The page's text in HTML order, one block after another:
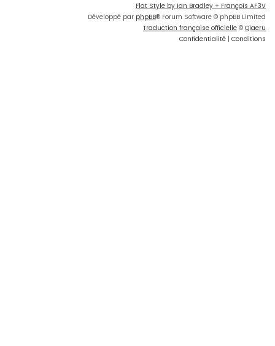
Flat Style by Ian Bradley + François AF3V
Développé par phpBB® Forum Software © phpBB Limited
Traduction française officielle © Qiaeru
Confidentialité | Conditions